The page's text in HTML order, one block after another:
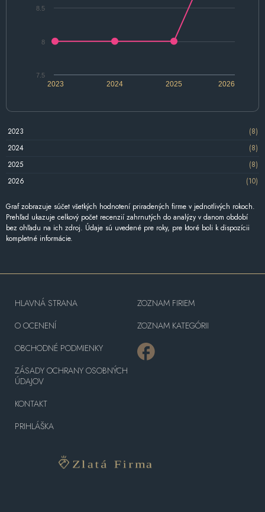
2024 2026
2023 2025
7.5
8
8.5
2023
(8)
2024
(8)
2025
(8)
2026
(10)
Graf zobrazuje súčet všetkých hodnotení priradených firme v jednotlivých rokoch.
Prehľad ukazuje celkový počet recenzií zahrnutých do analýzy v danom období
bez ohľadu na ich zdroj. Údaje sú uvedené pre roky, pre ktoré boli k dispozícii
kompletné informácie.
HLAVNÁ STRANA
O OCENENÍ
OBCHODNÉ PODMIENKY
ZÁSADY OCHRANY OSOBNÝCH
ÚDAJOV
KONTAKT
PRIHLÁŠKA
ZOZNAM FIRIEM
ZOZNAM KATEGÓRII